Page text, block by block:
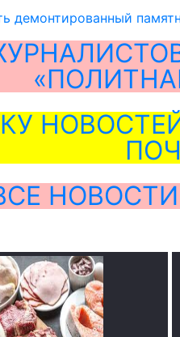
демонтированный